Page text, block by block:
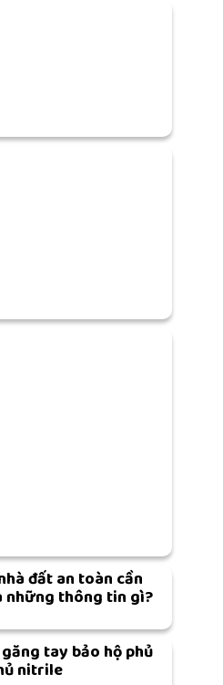
đất an toàn cần
những thông tin gì?
tay bảo hộ phủ
nitrile